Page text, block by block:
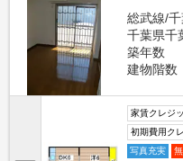
総武線/
千葉県千
築年数
建物階数
家賃クレジ
初期費用ク
写真充実